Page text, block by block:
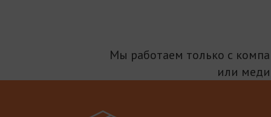
Мы работаем только с
или